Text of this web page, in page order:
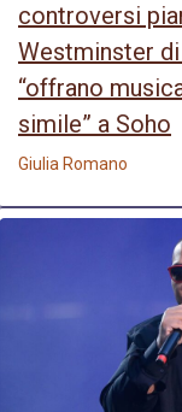
controversi
Westminster
“offrano
simile” a Soho
Giulia Romano